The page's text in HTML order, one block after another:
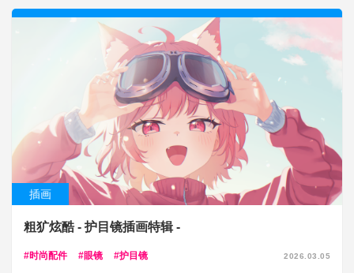
插画
粗犷炫酷 - 护目镜插画特辑 -
时尚配件 眼镜 护目镜 2026.03.05